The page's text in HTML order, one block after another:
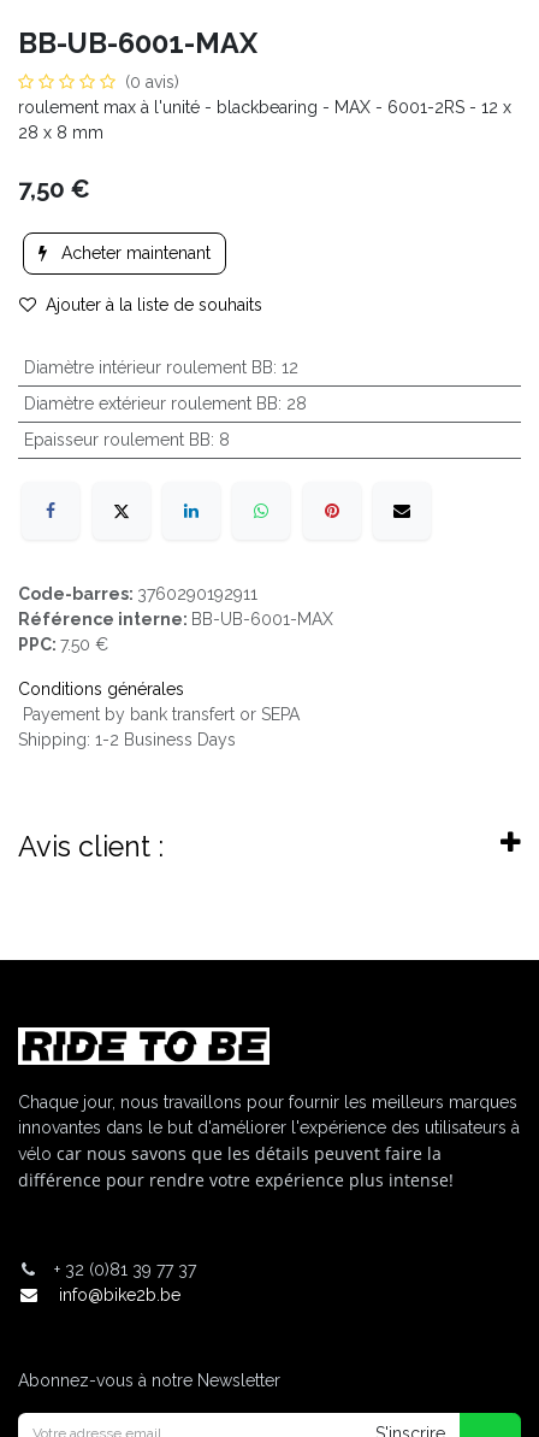
BB-UB-6001-MAX
(0 avis)
roulement max à l'unité - blackbearing - MAX - 6001-2RS - 12 x
28 x 8 mm
7,50 €
Acheter maintenant
Ajouter à la liste de souhaits
Diamètre intérieur roulement BB: 12
Diamètre extérieur roulement BB: 28
Epaisseur roulement BB: 8
Code-barres: 3760290192911
Référence interne: BB-UB-6001-MAX
PPC: 7.50 €
Conditions générales
Payement by bank transfert or SEPA
Shipping: 1-2 Business Days
Avis client :
Chaque jour, nous travaillons pour fournir les meilleurs marques
innovantes dans le but d'améliorer l'expérience des utilisateurs à
vélo car nous savons que les détails peuvent faire la
différence pour rendre votre expérience plus intense!
+ 32 (0)81 39 77 37
info@bike2b.be
Abonnez-vous à notre Newsletter
S'inscrire